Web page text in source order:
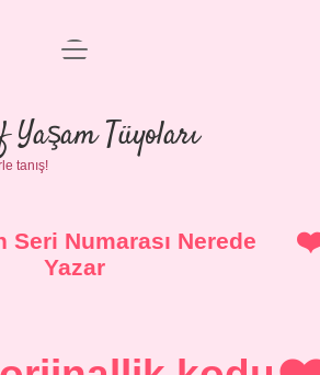
Anasayfa
Gizlilik Politikası
Yasal Uyarı
menüyü
Yaşam Tüyoları
tanış!
Seri Numarası Nerede
Yazar